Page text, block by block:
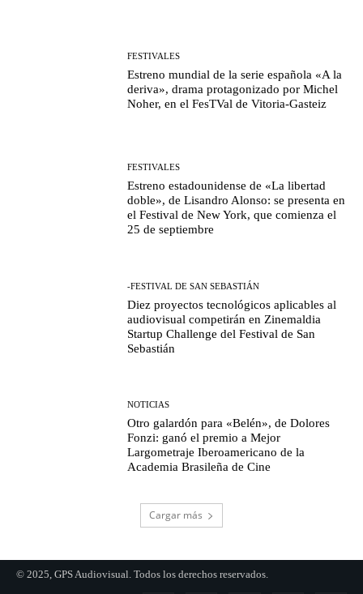
FESTIVALES
Estreno mundial de la serie española «A la
deriva», drama protagonizado por Michel
Noher, en el FesTVal de Vitoria-Gasteiz
FESTIVALES
Estreno estadounidense de «La libertad
doble», de Lisandro Alonso: se presenta en
el Festival de New York, que comienza el
25 de septiembre
-FESTIVAL DE SAN SEBASTIÁN
Diez proyectos tecnológicos aplicables al
audiovisual competirán en Zinemaldia
Startup Challenge del Festival de San
Sebastián
NOTICIAS
Otro galardón para «Belén», de Dolores
Fonzi: ganó el premio a Mejor
Largometraje Iberoamericano de la
Academia Brasileña de Cine
Cargar más
© 2025, GPS Audiovisual. Todos los derechos reservados.